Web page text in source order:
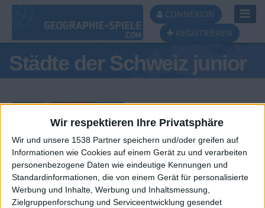
Wir respektieren Ihre Privatsphäre
Wir und unsere 1538 Partner speichern und/oder greifen auf
Informationen wie Cookies auf einem Gerät zu und verarbeiten
personenbezogene Daten wie eindeutige Kennungen und
Standardinformationen, die von einem Gerät für personalisierte
Werbung und Inhalte, Werbung und Inhaltsmessung,
Zielgruppenforschung und Serviceentwicklung gesendet
CONNEXION
REGISTRIEREN
Städte der Schweiz junior
Tagespodest
#1 #2 #3